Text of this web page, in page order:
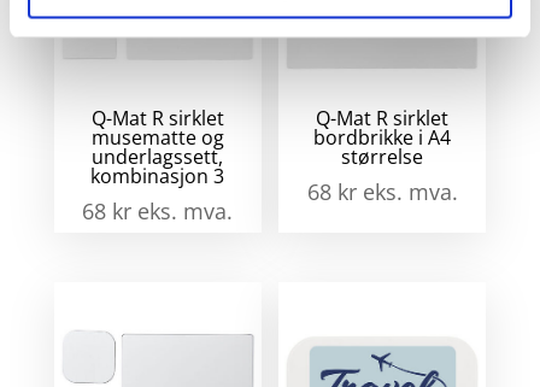
Q-Mat R sirklet
musematte og
underlagssett,
kombinasjon 3
68 kr eks. mva.
Q-Mat R sirklet
bordbrikke i A4
størrelse
68 kr eks. mva.